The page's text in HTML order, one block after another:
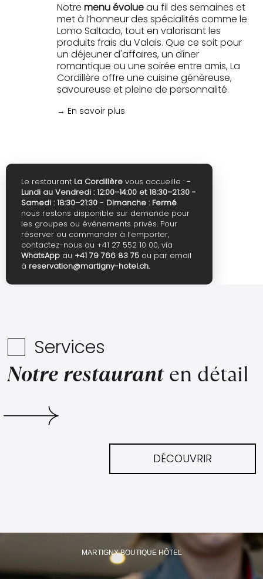
Notre menu évolueau fil des semaines et
met à l’honneur des spécialités comme le
Lomo Saltado, tout en valorisant les
produits frais du Valais. Que ce soit pour
un déjeuner d'affaires, un dîner
romantique ou une soirée entre amis, La
Cordillère offre une cuisine généreuse,
savoureuse et pleine de personnalité.
→ En savoir plus
Le restaurant La Cordillère vous accueille : -
Lundi au Vendredi : 12:00–14:00 et 18:30–21:30 -
Samedi : 18:30–21:30 - Dimanche : Fermé
nous restons disponible sur demande pour
les groupes ou événements privés. Pour
réserver ou commander à l’emporter,
contactez-nous au +41 27 552 10 00, via
WhatsApp au +41 79 766 83 75 ou par email
à reservation@martigny-hotel.ch.
Services
Notre restauranten détail
DÉCOUVRIR
MARTIGNY BOUTIQUE HÔTEL